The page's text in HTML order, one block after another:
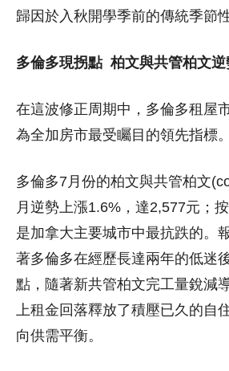
歸因於入秋開學季前的傳統季節
多倫多現拐點 柏文與共管柏文
在這波修正周期中，多倫多租屋
為全加房市最受矚目的領先指標。
多倫多7月份的柏文與共管柏文
月逆勢上漲1.6%，達2,577元；
是加拿大主要城市中最抗跌的。
著多倫多在經歷長達兩年的低迷
點，隨著新共管柏文完工量銳減
上租金回落釋放了積壓已久的自
向供需平衡。